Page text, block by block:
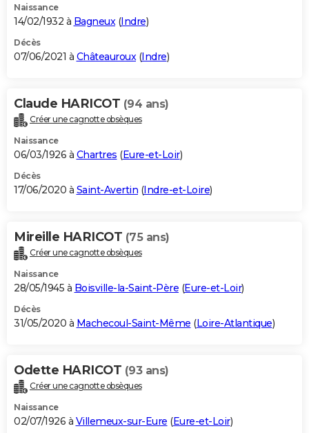
Naissance
14/02/1932 à Bagneux(Indre)
Décès
07/06/2021 à Châteauroux(Indre)
Claude HARICOT (94 ans)
Créer une cagnotte obsèques
Naissance
06/03/1926 à Chartres (Eure-et-Loir)
Décès
17/06/2020 à Saint-Avertin (Indre-et-Loire)
Mireille HARICOT (75 ans)
Créer une cagnotte obsèques
Naissance
28/05/1945 à Boisville-la-Saint-Père (Eure-et-Loir)
Décès
31/05/2020 à Machecoul-Saint-Même (Loire-Atlantique)
Odette HARICOT (93 ans)
Créer une cagnotte obsèques
Naissance
02/07/1926 à Villemeux-sur-Eure (Eure-et-Loir)